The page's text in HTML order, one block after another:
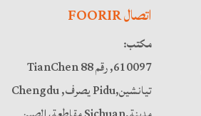
اتصال FOORIR
مكتب:
610097, رقم 88 TianChen
تيانشين,Pidu يصرف, Chengdu